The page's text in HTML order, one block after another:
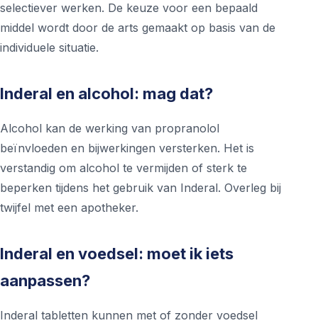
selectiever werken. De keuze voor een bepaald
middel wordt door de arts gemaakt op basis van de
individuele situatie.
Inderal en alcohol: mag dat?
Alcohol kan de werking van propranolol
beïnvloeden en bijwerkingen versterken. Het is
verstandig om alcohol te vermijden of sterk te
beperken tijdens het gebruik van Inderal. Overleg bij
twijfel met een apotheker.
Inderal en voedsel: moet ik iets
aanpassen?
Inderal tabletten kunnen met of zonder voedsel